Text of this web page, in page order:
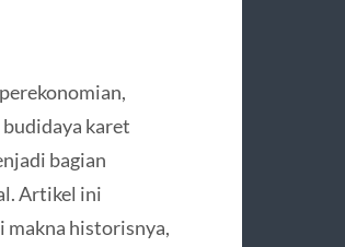
karet
bagian
Artikel ini
makna historisnya,